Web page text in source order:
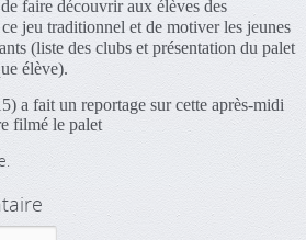
faire découvrir aux élèves des
jeu traditionnel et de motiver les jeunes
(liste des clubs et présentation du palet
élève).
a fait un reportage sur cette après-midi
filmé le palet